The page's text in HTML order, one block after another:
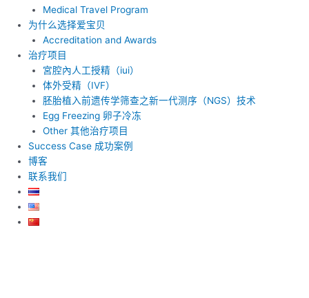
Medical Travel Program
为什么选择爱宝贝
Accreditation and Awards
治疗项目
宮腔內人工授精（iui）
体外受精（IVF）
胚胎植入前遗传学筛查之新一代测序（NGS）技术
Egg Freezing 卵子冷冻
Other 其他治疗项目
Success Case 成功案例
博客
联系我们